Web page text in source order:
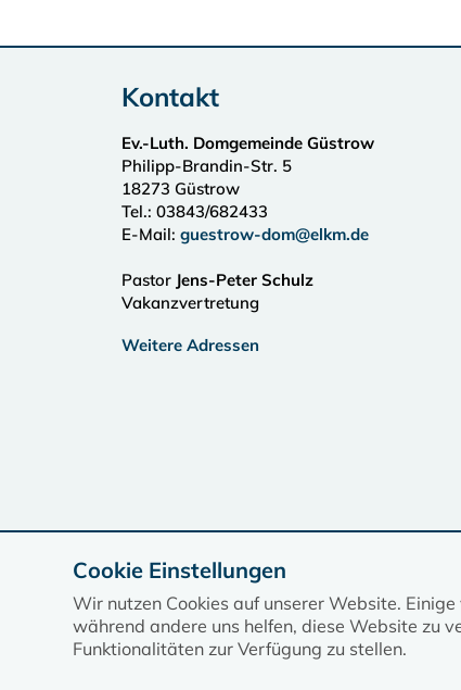
Kontakt
Ev.-Luth. Domgemeinde Güstrow
Philipp-Brandin-Str. 5
18273 Güstrow
Tel.: 03843/682433
E-Mail: guestrow-dom@elkm.de
Pastor Jens-Peter Schulz
Vakanzvertretung
Weitere Adressen
Cookie Einstellungen
Wir nutzen Cookies auf unserer Website.
während andere uns helfen, diese Website zu
Funktionalitäten zur Verfügung zu stellen.